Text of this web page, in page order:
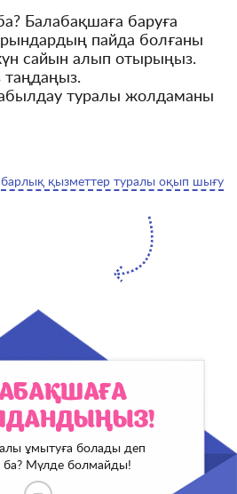
Балабақшаға баруға
пайда болғаны
сайын алып отырыңыз.
таңдаңыз.
туралы жолдаманы
барлық қызметтер туралы оқып шығу
ұмытуға болады деп
ба? Мүлде болмайды!